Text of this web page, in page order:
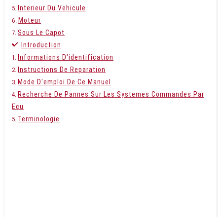
Interieur Du Vehicule
Moteur
Sous Le Capot
Introduction
Informations D'identification
Instructions De Reparation
Mode D'emploi De Ce Manuel
Recherche De Pannes Sur Les Systemes Commandes Par
Ecu
Terminologie